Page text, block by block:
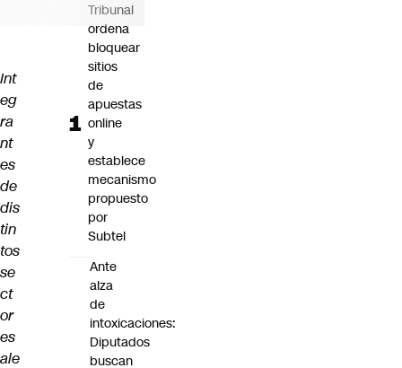
Int
eg
ra
nt
es
de
dis
tin
tos
se
ct
or
es
ale
Tribunal
ordena
bloquear
sitios
de
apuestas
online
y
establece
mecanismo
propuesto
por
Subtel
Ante
alza
de
intoxicaciones:
Diputados
buscan